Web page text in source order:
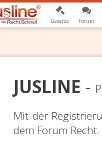
Gesetze Forum
JUSLINE -
Mit der
dem Forum Recht.